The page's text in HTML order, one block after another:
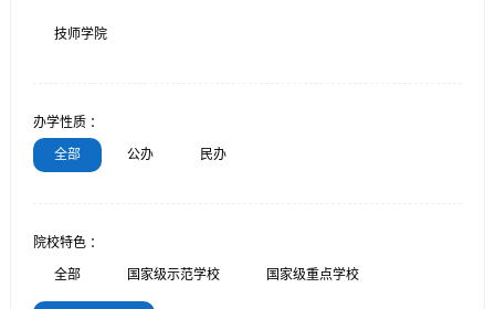
技师学院
办学性质 ：
全部 公办 民办
院校特色 ：
全部 国家级示范学校 国家级重点学校